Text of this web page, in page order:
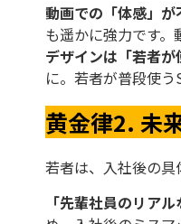
動画での「体感」が
も遥かに強力です。
デザインは「若者が
に。若者が普段使う
黄金律2. 未
若者は、入社後の具
「先輩社員のリアル